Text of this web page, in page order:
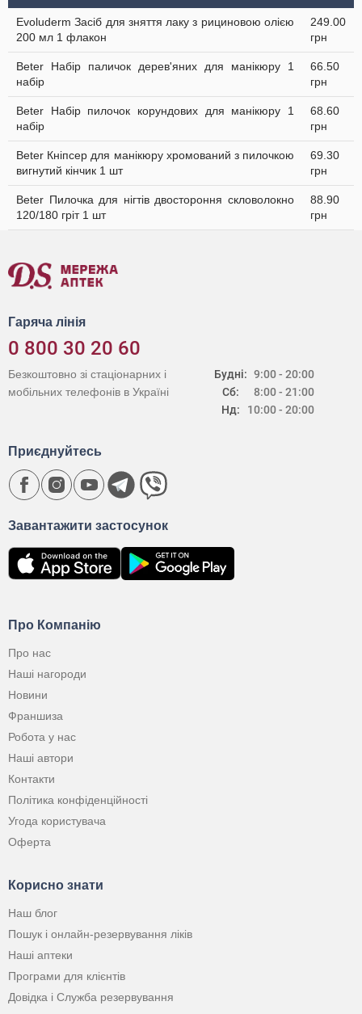
Evoluderm Засіб для зняття лаку з рициновою олією
200 мл 1 флакон
249.00
грн
Beter Набір паличок дерев'яних для манікюру 1
набір
66.50
грн
Beter Набір пилочок корундових для манікюру 1
набір
68.60
грн
Beter Кніпсер для манікюру хромований з пилочкою
вигнутий кінчик 1 шт
69.30
грн
Beter Пилочка для нігтів двостороння скловолокно
120/180 гріт 1 шт
88.90
грн
Гаряча лінія
0 800 30 20 60
Будні:
Сб:
Нд:
9:00 - 20:00
8:00 - 21:00
10:00 - 20:00
Безкоштовно зі стаціонарних і
мобільних телефонів в Україні
Про Компанію
Про нас
Наші нагороди
Новини
Франшиза
Робота у нас
Наші автори
Контакти
Політика конфіденційності
Угода користувача
Оферта
Корисно знати
Наш блог
Пошук і онлайн-резервування ліків
Наші аптеки
Програми для клієнтів
Довідка і Служба резервування
Завантажити застосунок
Приєднуйтесь